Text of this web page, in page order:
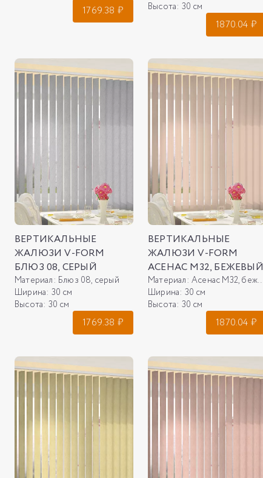
1769.38 ₽
Высота: 30 см
1870.04 ₽
ВЕРТИКАЛЬНЫЕ
ЖАЛЮЗИ V-FORM
БЛЮЗ 08, СЕРЫЙ
Материал: Блюз 08, серый
Ширина: 30 см
Высота: 30 см
1769.38 ₽
ВЕРТИКАЛЬНЫЕ
ЖАЛЮЗИ V-FORM
АСЕНАС М32, БЕЖЕВЫЙ
Материал: Асенас М32, бежевый
Ширина: 30 см
Высота: 30 см
1870.04 ₽